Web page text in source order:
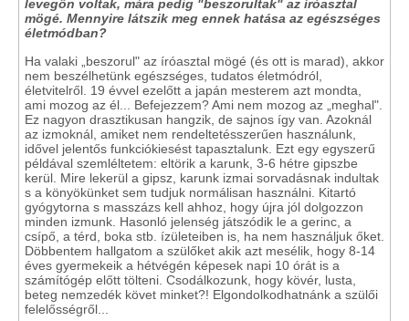
levegőn voltak, mára pedig "beszorultak" az íróasztal
mögé. Mennyire látszik meg ennek hatása az egészséges
életmódban?
Ha valaki „beszorul" az íróasztal mögé (és ott is marad), akkor
nem beszélhetünk egészséges, tudatos életmódról,
életvitelről. 19 évvel ezelőtt a japán mesterem azt mondta,
ami mozog az él... Befejezzem? Ami nem mozog az „meghal".
Ez nagyon drasztikusan hangzik, de sajnos így van. Azoknál
az izmoknál, amiket nem rendeltetésszerűen használunk,
idővel jelentős funkciókiesést tapasztalunk. Ezt egy egyszerű
példával szemléltetem: eltörik a karunk, 3-6 hétre gipszbe
kerül. Mire lekerül a gipsz, karunk izmai sorvadásnak indultak
s a könyökünket sem tudjuk normálisan használni. Kitartó
gyógytorna s masszázs kell ahhoz, hogy újra jól dolgozzon
minden izmunk. Hasonló jelenség játszódik le a gerinc, a
csípő, a térd, boka stb. ízületeiben is, ha nem használjuk őket.
Döbbentem hallgatom a szülőket akik azt mesélik, hogy 8-14
éves gyermekeik a hétvégén képesek napi 10 órát is a
számítógép előtt tölteni. Csodálkozunk, hogy kövér, lusta,
beteg nemzedék követ minket?! Elgondolkodhatnánk a szülői
felelősségről...